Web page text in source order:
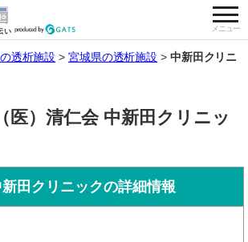
い メニュー
全国の透析施設を検索する
透析施設 宮城県の透析施設
中新田クリニ
医）清仁会 中新田クリニッ
新田クリニックの詳細情報